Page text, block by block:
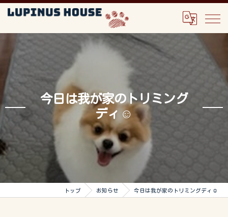
今日は我が家のトリミング
ディ☺️
トップ お知らせ 今日は我が家のトリミングディ☺️